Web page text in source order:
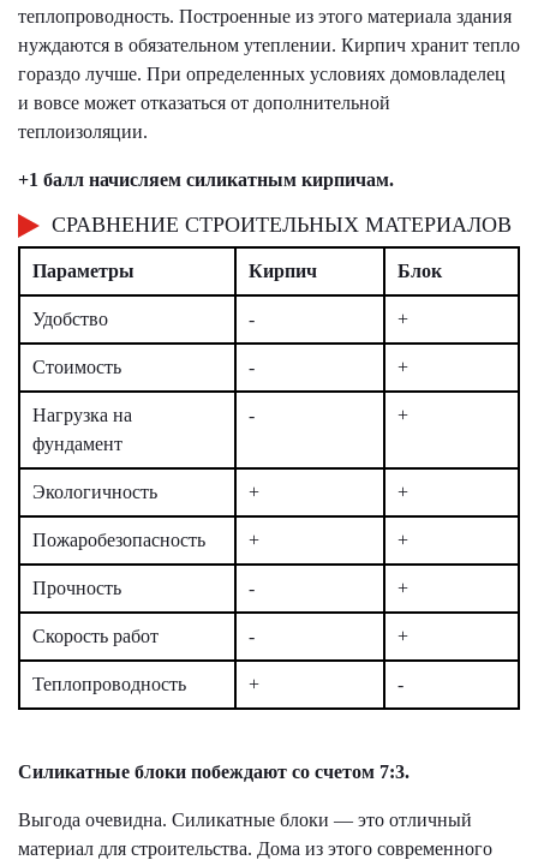
теплопроводность. Построенные из этого материала здания
нуждаются в обязательном утеплении. Кирпич хранит тепло
гораздо лучше. При определенных условиях домовладелец
и вовсе может отказаться от дополнительной
теплоизоляции.
+1 балл начисляем силикатным кирпичам.
СРАВНЕНИЕ СТРОИТЕЛЬНЫХ МАТЕРИАЛОВ
Параметры Кирпич Блок
Удобство - +
Стоимость - +
Нагрузка на
фундамент
- +
Экологичность + +
Пожаробезопасность + +
Прочность - +
Скорость работ - +
Теплопроводность + -
Силикатные блоки побеждают со счетом 7:3.
Выгода очевидна. Силикатные блоки — это отличный
материал для строительства. Дома из этого современного